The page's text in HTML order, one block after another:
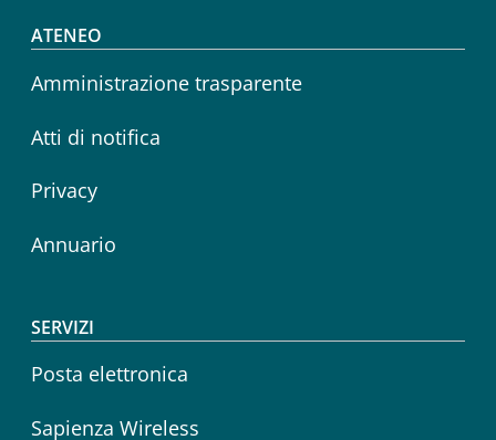
Footer menu
ATENEO
Amministrazione trasparente
Atti di notifica
Privacy
Annuario
SERVIZI
Posta elettronica
Sapienza Wireless